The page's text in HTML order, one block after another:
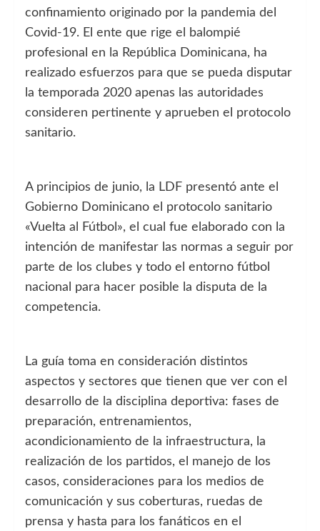
confinamiento originado por la pandemia del
Covid-19. El ente que rige el balompié
profesional en la República Dominicana, ha
realizado esfuerzos para que se pueda disputar
la temporada 2020 apenas las autoridades
consideren pertinente y aprueben el protocolo
sanitario.
A principios de junio, la LDF presentó ante el
Gobierno Dominicano el protocolo sanitario
«Vuelta al Fútbol», el cual fue elaborado con la
intención de manifestar las normas a seguir por
parte de los clubes y todo el entorno fútbol
nacional para hacer posible la disputa de la
competencia.
La guía toma en consideración distintos
aspectos y sectores que tienen que ver con el
desarrollo de la disciplina deportiva: fases de
preparación, entrenamientos,
acondicionamiento de la infraestructura, la
realización de los partidos, el manejo de los
casos, consideraciones para los medios de
comunicación y sus coberturas, ruedas de
prensa y hasta para los fanáticos en el